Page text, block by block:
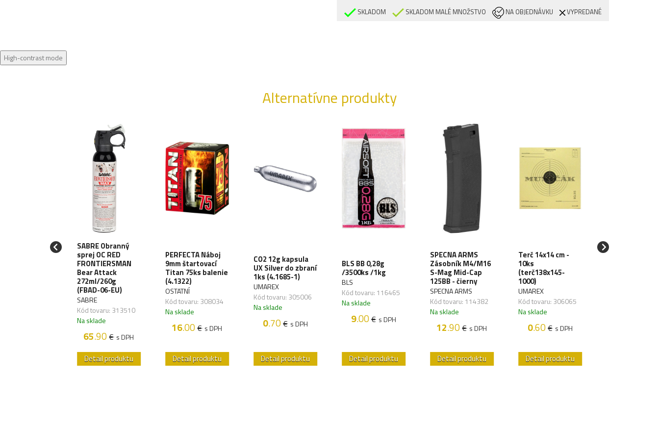
SKLADOM SKLADOM MALÉ MNOŽSTVO NA OBJEDNÁVKU VYPREDANÉ
High-contrast mode
Alternatívne produkty
SABRE Obranný
sprej OC RED
FRONTIERSMAN
Bear Attack
272ml/260g
(FBAD-06-EU)
SABRE
Kód tovaru: 313510
Na sklade
65.90€ s DPH
Detail produktu
PERFECTA Náboj
9mm štartovací
Titan 75ks balenie
(4.1322)
OSTATNÍ
Kód tovaru: 308034
Na sklade
16.00€ s DPH
Detail produktu
CO2 12g kapsula
UX Silver do zbraní
1ks (4.1685-1)
UMAREX
Kód tovaru: 305006
Na sklade
0.70€ s DPH
Detail produktu
BLS BB 0,28g
/3500ks /1kg
BLS
Kód tovaru: 116465
Na sklade
9.00€ s DPH
Detail produktu
SPECNA ARMS
Zásobník M4/M16
S-Mag Mid-Cap
125BB - čierny
SPECNA ARMS
Kód tovaru: 114382
Na sklade
12.90€ s DPH
Detail produktu
Terč 14x14 cm -
10ks
(terč138x145-
1000)
UMAREX
Kód tovaru: 306065
Na sklade
0.60€ s DPH
Detail produktu
SPECNA ARMS